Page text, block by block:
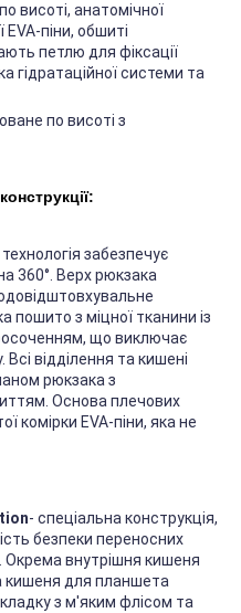
висоті, анатомічної
піни, обшиті
петлю для фіксації
гідратаційної системи та
по висоті з
забезпечує
360°. Верх рюкзака
пошито з міцної тканини із
що виключає
відділення та кишені
рюкзака з
Основа плечових
комірки EVA-піни, яка не
- спеціальна конструкція,
безпеки переносних
Окрема внутрішня кишеня
кишеня для планшета
з м'яким флісом та